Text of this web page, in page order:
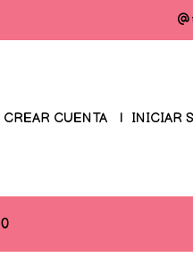
CREAR CUENTA INICIAR
0